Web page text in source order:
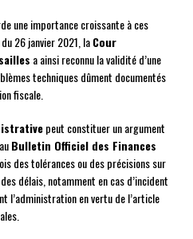
une importance croissante à ces
26 janvier 2021, laCour
a ainsi reconnu la validité d’une
techniques dûment documentés
fiscale.
peut constituer un argument
Bulletin Officiel des Finances
des tolérances ou des précisions sur
délais, notamment en cas d’incident
l’administration en vertu de l’article